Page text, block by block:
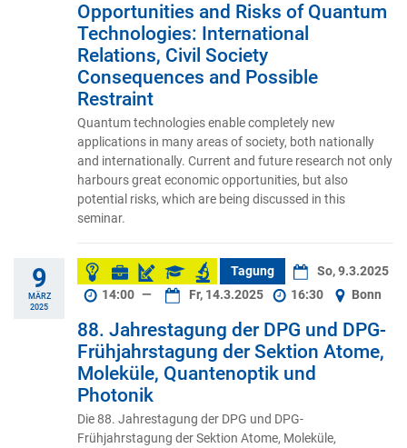
Opportunities and Risks of Quantum
Technologies: International
Relations, Civil Society
Consequences and Possible
Restraint
Quantum technologies enable completely new
applications in many areas of society, both nationally
and internationally. Current and future research not only
harbours great economic opportunities, but also
potential risks, which are being discussed in this
seminar.
9
MÄRZ
2025
Tagung
So, 9.3.2025
14:00 — Fr, 14.3.2025 16:30 Bonn
88. Jahrestagung der DPG und DPG-
Frühjahrstagung der Sektion Atome,
Moleküle, Quantenoptik und
Photonik
Die 88. Jahrestagung der DPG und DPG-
Frühjahrstagung der Sektion Atome, Moleküle,